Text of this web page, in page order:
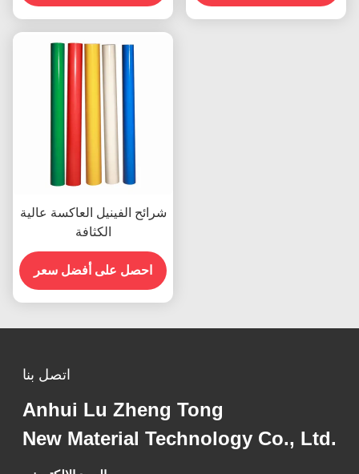
شرائح الفينيل العاكسة عالية
الكثافة
احصل على أفضل سعر
اتصل بنا
Anhui Lu Zheng Tong
New Material Technology Co., Ltd.